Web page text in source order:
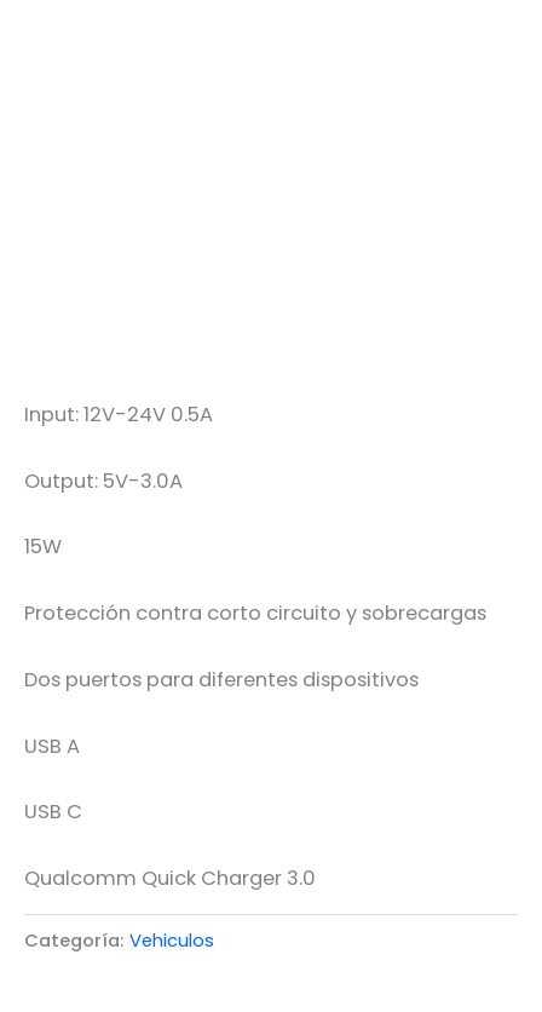
Input: 12V-24V 0.5A
Output: 5V-3.0A
15W
Protección contra corto circuito y sobrecargas
Dos puertos para diferentes dispositivos
USB A
USB C
Qualcomm Quick Charger 3.0
Categoría: Vehiculos